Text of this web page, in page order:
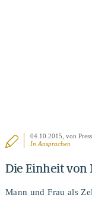
04.10.2015, von
InAnsprachen
Die Einheit von
Mann und Frau als